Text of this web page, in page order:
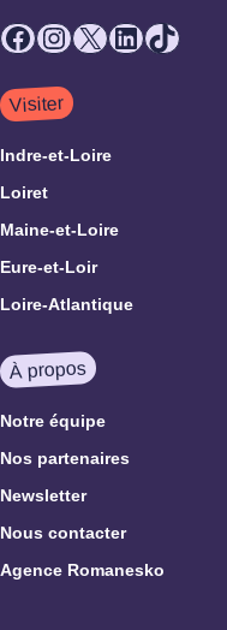
Facebook
Instagram
X LinkedIn
TikTok
Visiter
Indre-et-Loire
Loiret
Maine-et-Loire
Eure-et-Loir
Loire-Atlantique
À propos
Notre équipe
Nos partenaires
Newsletter
Nous contacter
Agence Romanesko